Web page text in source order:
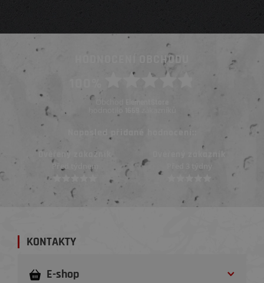
HODNOCENÍ OBCHODU
Obchod ElementStore
hodnotilo
Naposled přidané hodnocení::
Ověřený zákazník
Před 3 týdny
KONTAKTY
E-shop